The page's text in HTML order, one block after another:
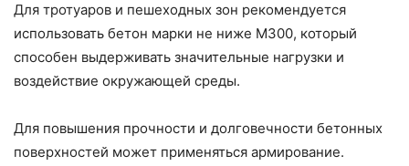
Для тротуаров и пешеходных зон рекомендуется
использовать бетон марки не ниже М300, который
способен выдерживать значительные нагрузки и
воздействие окружающей среды.
Для повышения прочности и долговечности бетонных
поверхностей может применяться армирование.